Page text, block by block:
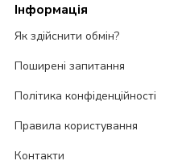
Інформація
Як здійснити обмін?
Поширені запитання
Політика конфіденційності
Правила користування
Контакти